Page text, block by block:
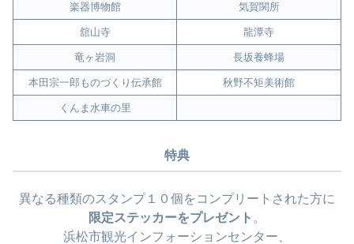
楽器博物館 気賀関所
舘山寺 龍潭寺
竜ヶ岩洞 長坂養蜂場
本田宗一郎ものづくり伝承館 秋野不矩美術館
くんま水車の里
特典
異なる種類のスタンプ１０個をコンプリートされた方に
限定ステッカーをプレゼント 。
浜松市観光インフォーションセンター、